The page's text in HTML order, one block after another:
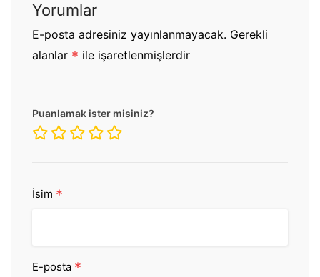
Yorumlar
E-posta adresiniz yayınlanmayacak. Gerekli
alanlar * ile işaretlenmişlerdir
Puanlamak ister misiniz?
İsim *
E-posta *